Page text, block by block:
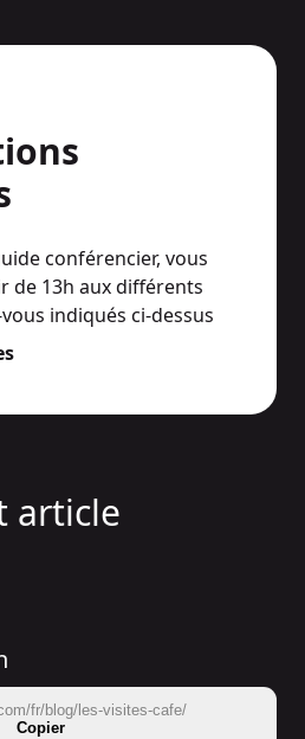
conférencier, vous
de 13h aux différents
indiqués ci-dessus
article
fr/blog/les-visites-cafe/
Copier